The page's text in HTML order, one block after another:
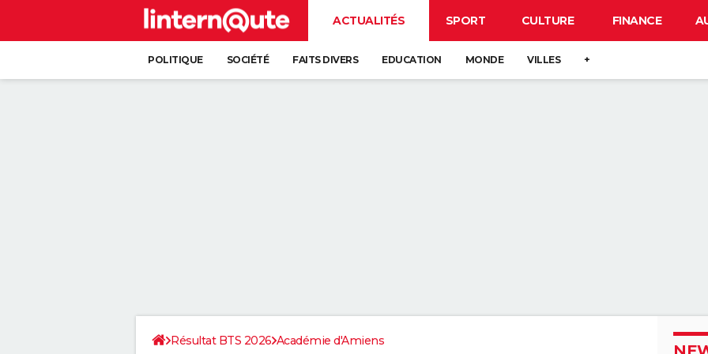
ACTUALITÉS SPORT CULTURE FINANCE
POLITIQUE SOCIÉTÉ FAITS DIVERS EDUCATION MONDE VILLES +
Résultat BTS 2026 Académie d'Amiens